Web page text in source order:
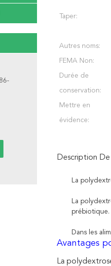
Taper:
Autres noms:
FEMA Non:
Durée de
conservation:
Mettre en
évidence:
Description
La
La
prébiotique.
Dans les
Avantages
La